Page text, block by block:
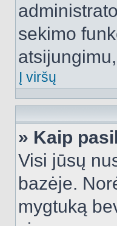
sekimo
Į viršų
» Kaip
Visi jūsų
bazėje.
mygtuką